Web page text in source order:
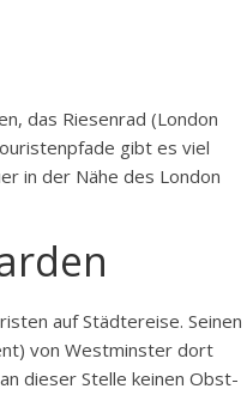
das Riesenrad (London
gibt es viel
in der Nähe des London
auf Städtereise. Seinen
von Westminster dort
dieser Stelle keinen Obst-